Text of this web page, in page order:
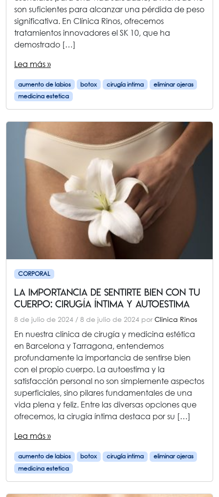
son suficientes para alcanzar una pérdida de peso
significativa. En Clínica Rinos, ofrecemos
tratamientos innovadores el SK 10, que ha
demostrado […]
Lea más »
aumento de labios botox cirugía intima
eliminar ojeras
medicina estetica
CORPORAL
La Importancia de Sentirte Bien con tu
Cuerpo: Cirugía Íntima y Autoestima
8 de julio de 2024 / 8 de julio de 2024 porClinica Rinos
En nuestra clínica de cirugía y medicina estética
en Barcelona y Tarragona, entendemos
profundamente la importancia de sentirse bien
con el propio cuerpo. La autoestima y la
satisfacción personal no son simplemente aspectos
superficiales, sino pilares fundamentales de una
vida plena y feliz. Entre las diversas opciones que
ofrecemos, la cirugía íntima destaca por su […]
Lea más »
aumento de labios botox cirugía intima
eliminar ojeras
medicina estetica